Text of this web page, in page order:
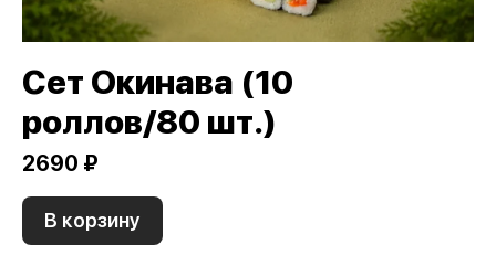
Сет Окинава (10
роллов/80 шт.)
2690 ₽
В корзину